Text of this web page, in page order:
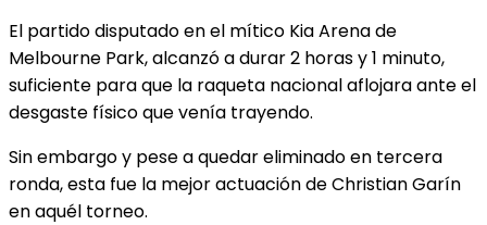
El partido disputado en el mítico Kia Arena de
Melbourne Park, alcanzó a durar 2 horas y 1 minuto,
suficiente para que la raqueta nacional aflojara ante el
desgaste físico que venía trayendo.
Sin embargo y pese a quedar eliminado en tercera
ronda, esta fue la mejor actuación de Christian Garín
en aquél torneo.